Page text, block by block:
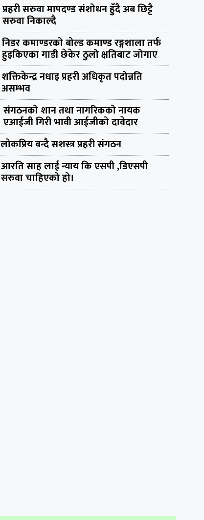
प्रहरी सरुवा मापदण्ड संशोधन हुँदै अब छिट्टै
सरुवा निकाल्दै
निडर कमाण्डरको बोल्ड कमाण्ड रङ्गशाला तर्फ
हुइकिएका गाडी छेकेर ठुलो क्षतिबाट जोगाए
शक्तिकेन्द्र नधाइ प्रहरी अधिकृत पदोन्नति
असम्भव
संगठनको शान तथा नागरिकको नायक
एआईजी गिरी भावी आईजीको दावेदार
लोकप्रिय बन्दै सशस्त्र प्रहरी संगठन
आरति साह लाई न्याय कि एसपी ,डिएसपी
सरुवा चाहिएको हो।